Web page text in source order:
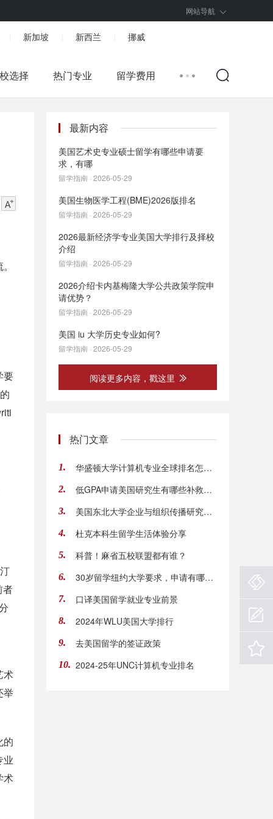
网站导航
新加坡 新西兰 挪威
选择 热门专业 留学费用
要
者
术
举
的
业
术
最新内容
美国艺术史专业硕士留学有哪些申请要
求，有哪
留学指南 · 2026-05-29
美国生物医学工程(BME)2026版排名
留学指南 · 2026-05-29
2026最新经济学专业美国大学排行及择校
介绍
留学指南 · 2026-05-29
2026介绍卡内基梅隆大学公共政策学院申
请优势？
留学指南 · 2026-05-29
美国 iu 大学历史专业如何?
留学指南 · 2026-05-29
阅读更多内容，戳这里
热门文章
1. 华盛顿大学计算机专业全球排名怎么样？
2. 低GPA申请美国研究生有哪些补救方法？
3. 美国东北大学企业与组织传播研究生含金量解析
4. 杜克本科生留学生活体验分享
5. 科普！麻省五校联盟都有谁？
6. 30岁留学纽约大学要求，申请有哪些条件
7. 口译美国留学就业专业前景
8. 2024年WLU美国大学排行
9. 去美国留学的签证政策
10. 2024-25年UNC计算机专业排名